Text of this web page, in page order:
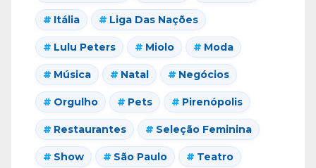
Itália Liga Das Nações
Lulu Peters Miolo Moda
Música Natal Negócios
Orgulho Pets Pirenópolis
Restaurantes Seleção Feminina
Show São Paulo Teatro